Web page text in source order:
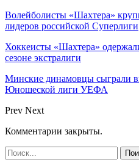
Волейболисты «Шахтера»
лидеров российской Суперлиги
Хоккеисты «Шахтера»
сезоне экстралиги
Минские динамовцы сыграли
Юношеской лиги УЕФА
Prev Next
Комментарии закрыты.